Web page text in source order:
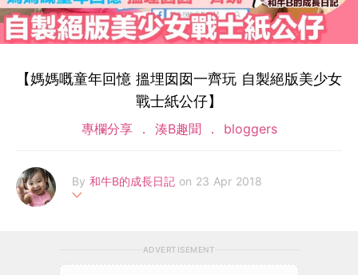
【媽媽嘅童年回憶 搵埋囡囡一齊玩 自製絕版美少女
戰士紙公仔】
專欄分享 湊B趣聞 bloggers
By 和牛B的成長日記 on 23 Apr 2018
煮嘢食同大家分享幼兒食譜。
FB Page：http://www.facebook.com/80smami/
ADVERTISEMENT